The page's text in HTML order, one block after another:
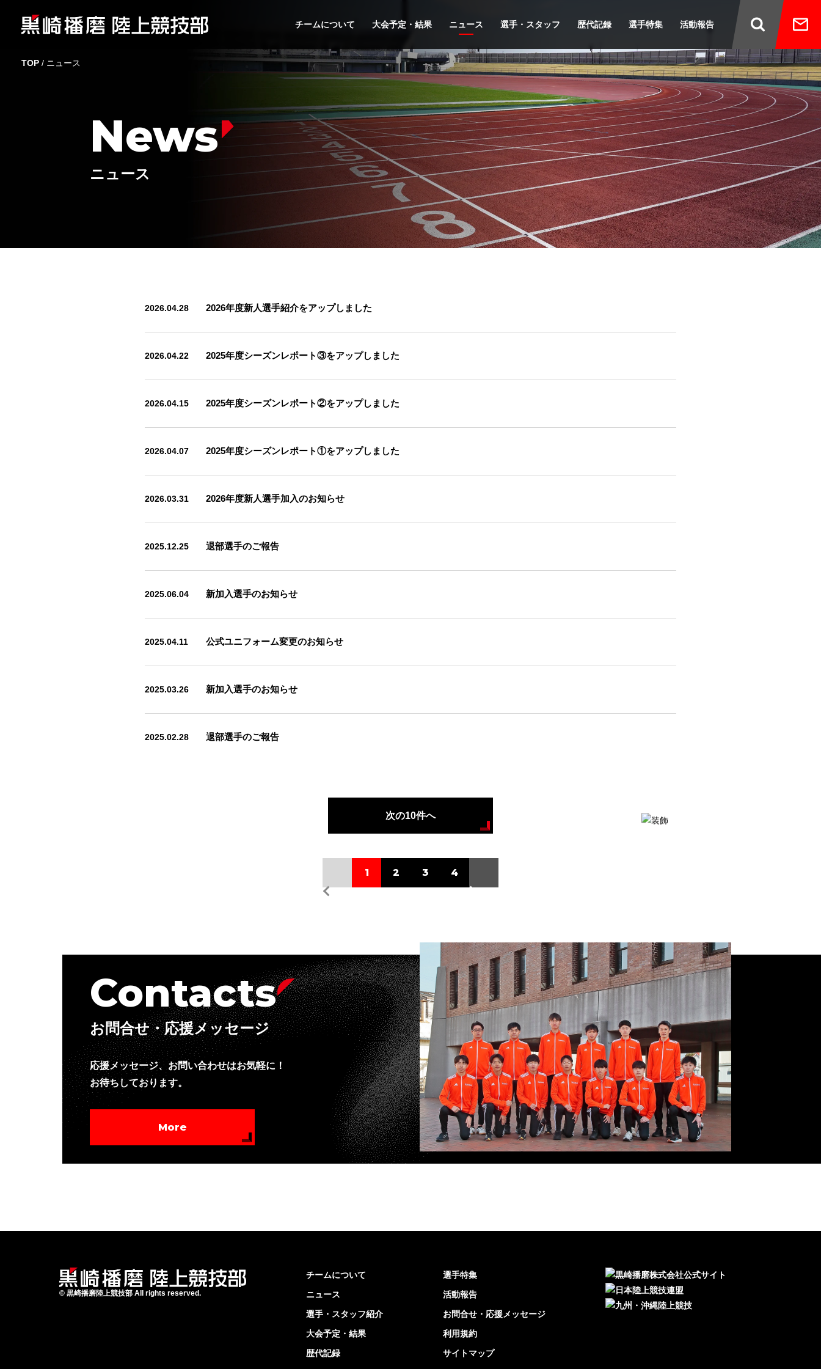
チームについて 大会予定・結果 ニュース 選手・スタッフ 歴代記録 選手特集 活動報告
TOP / ニュース
News
ニュース
2026.04.28 2026年度新人選手紹介をアップしました
2026.04.22 2025年度シーズンレポート③をアップしました
2026.04.15 2025年度シーズンレポート②をアップしました
2026.04.07 2025年度シーズンレポート①をアップしました
2026.03.31 2026年度新人選手加入のお知らせ
2025.12.25 退部選手のご報告
2025.06.04 新加入選手のお知らせ
2025.04.11 公式ユニフォーム変更のお知らせ
2025.03.26 新加入選手のお知らせ
2025.02.28 退部選手のご報告
次の10件へ
1 2 3 4
Contacts
お問合せ・応援メッセージ
応援メッセージ、お問い合わせはお気軽に！
お待ちしております。
More
© 黒崎播磨陸上競技部 All rights reserved.
チームについて
ニュース
選手・スタッフ紹介
大会予定・結果
歴代記録
選手特集
活動報告
お問合せ・応援メッセージ
利用規約
サイトマップ